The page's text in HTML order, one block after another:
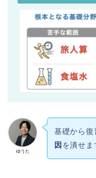
ゆうた
基礎から
因 を潰せま